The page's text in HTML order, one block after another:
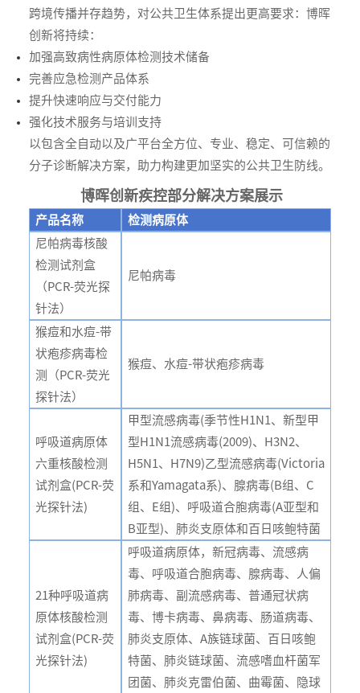
跨境传播并存趋势，对公共卫生体系提出更高要求：博晖
创新将持续：
加强高致病性病原体检测技术储备
完善应急检测产品体系
提升快速响应与交付能力
强化技术服务与培训支持
以包含全自动以及广平台全方位、专业、稳定、可信赖的
分子诊断解决方案，助力构建更加坚实的公共卫生防线。
博晖创新疾控部分解决方案展示
产品名称
检测病原体
尼帕病毒核酸
检测试剂盒
（PCR-荧光探
针法）
尼帕病毒
猴痘和水痘-带
状疱疹病毒检
测（PCR-荧光
探针法）
猴痘、水痘-带状疱疹病毒
呼吸道病原体
六重核酸检测
试剂盒(PCR-荧
光探针法)
甲型流感病毒(季节性H1N1、新型甲
型H1N1流感病毒(2009)、H3N2、
H5N1、H7N9)乙型流感病毒(Victoria
系和Yamagata系)、腺病毒(B组、C
组、E组)、呼吸道合胞病毒(A亚型和
B亚型)、肺炎支原体和百日咳鲍特菌
21种呼吸道病
原体核酸检测
试剂盒(PCR-荧
光探针法)
呼吸道病原体，新冠病毒、流感病
毒、呼吸道合胞病毒、腺病毒、人偏
肺病毒、副流感病毒、普通冠状病
毒、博卡病毒、鼻病毒、肠道病毒、
肺炎支原体、A族链球菌、百日咳鲍
特菌、肺炎链球菌、流感嗜血杆菌军
团菌、肺炎克雷伯菌、曲霉菌、隐球